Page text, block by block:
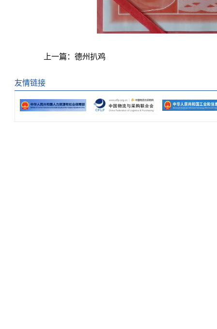
上一篇： 德州扒鸡
友情链接